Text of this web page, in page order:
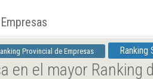
Provincial de Empresas Ranking
en el mayor Ranking